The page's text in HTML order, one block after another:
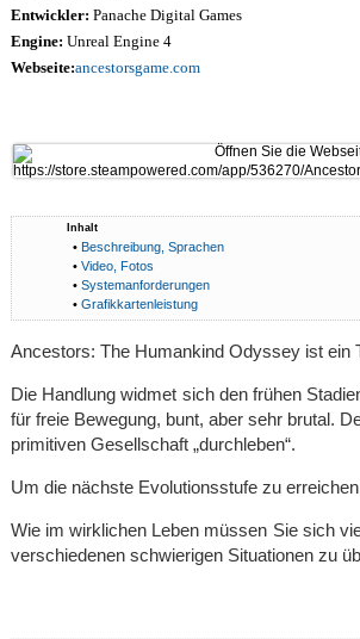
Entwickler: Panache Digital Games
Engine: Unreal Engine 4
Webseite:ancestorsgame.com
Inhalt
• Beschreibung, Sprachen
• Video, Fotos
• Systemanforderungen
• Grafikkartenleistung
Ancestors: The Humankind Odyssey ist ein
Die Handlung widmet sich den frühen
für freie Bewegung, bunt, aber sehr brutal.
primitiven Gesellschaft „durchleben“.
Um die nächste Evolutionsstufe zu
Wie im wirklichen Leben müssen Sie sich
verschiedenen schwierigen Situationen zu